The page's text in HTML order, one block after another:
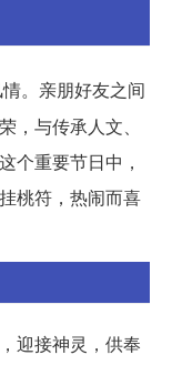
。亲朋好友之间
，与传承人文、
个重要节日中，
桃符，热闹而喜
迎接神灵，供奉